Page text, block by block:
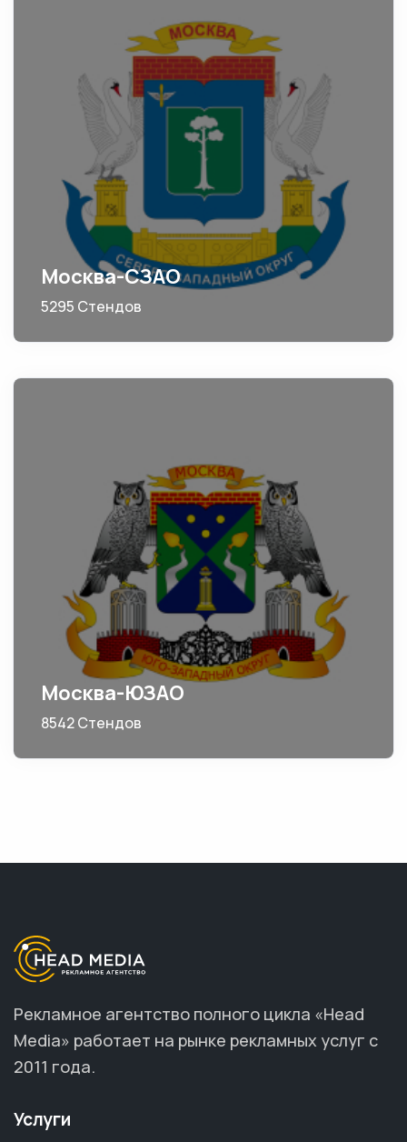
Москва-СЗАО
5295 Стендов
Москва-ЮЗАО
8542 Стендов
Рекламное агентство полного цикла «Head
Media» работает на рынке рекламных услуг с
2011 года.
Услуги